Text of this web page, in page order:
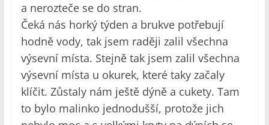
a nerozteče se do stran.
Čeká nás horký týden a brukve potřebují
hodně vody, tak jsem raději zalil všechna
výsevní místa. Stejně tak jsem zalil všechna
výsevní místa u okurek, které taky začaly
klíčit. Zůstaly nám ještě dýně a cukety. Tam
to bylo malinko jednodušší, protože jich